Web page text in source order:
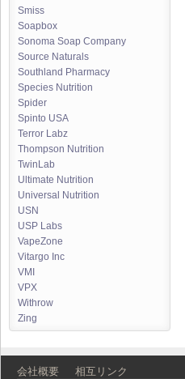
Smiss
Soapbox
Sonoma Soap Company
Source Naturals
Southland Pharmacy
Species Nutrition
Spider
Spinto USA
Terror Labz
Thompson Nutrition
TwinLab
Ultimate Nutrition
Universal Nutrition
USN
USP Labs
VapeZone
Vitargo Inc
VMI
VPX
Withrow
Zing
会社概要 相互リンク